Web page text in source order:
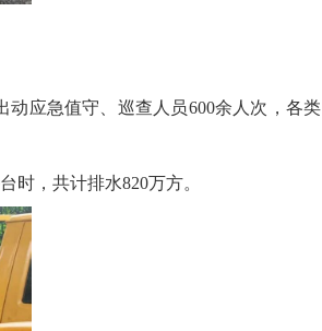
应急值守、巡查人员600余人次，各类
时，共计排水820万方。